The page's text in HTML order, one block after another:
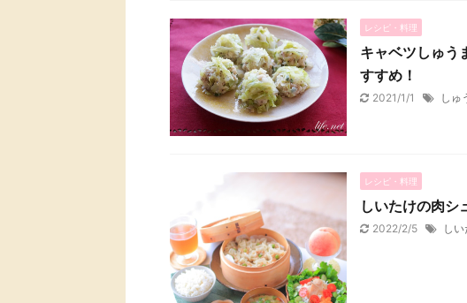
レシピ・料理
キャベツしゅう
すすめ！
2021/1/1 しゅ
レシピ・料理
しいたけの肉シ
2022/2/5 し